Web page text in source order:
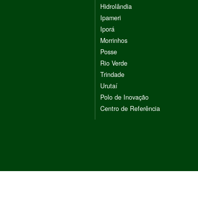
Hidrolândia
Ipameri
Iporá
Morrinhos
Posse
Rio Verde
Trindade
Urutaí
Polo de Inovação
Centro de Referência